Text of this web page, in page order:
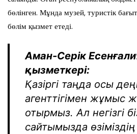
бөлінген. Мұнда музей, туристік
бөлім қызмет етеді.
Аман-Серік
қызметкері:
Қазіргі таңда осы
агенттігімен жұмыс
отырмыз. Ал негізгі
сайтымызда